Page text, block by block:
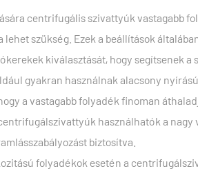
centrifugális szivattyúk vastagabb
lehet szükség. Ezek a beállítások
kiválasztását, hogy segítsenek
gyakran használnak alacsony
a vastagabb folyadék finoman
használhatók a
biztosítva.
folyadékok esetén a